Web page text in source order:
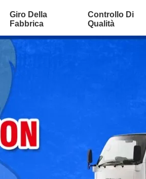
Giro Della
Fabbrica
Controllo Di
Qualità